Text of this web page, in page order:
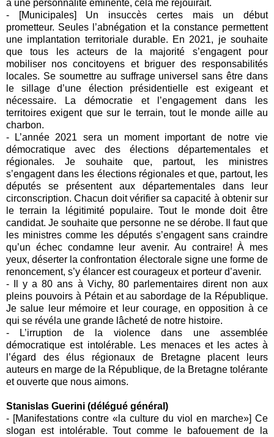
à une personnalité éminente, cela me réjouirait.
- [Municipales] Un insuccès certes mais un début
prometteur. Seules l’abnégation et la constance permettent
une implantation territoriale durable. En 2021, je souhaite
que tous les acteurs de la majorité s’engagent pour
mobiliser nos concitoyens et briguer des responsabilités
locales. Se soumettre au suffrage universel sans être dans
le sillage d’une élection présidentielle est exigeant et
nécessaire. La démocratie et l’engagement dans les
territoires exigent que sur le terrain, tout le monde aille au
charbon.
- L’année 2021 sera un moment important de notre vie
démocratique avec des élections départementales et
régionales. Je souhaite que, partout, les ministres
s’engagent dans les élections régionales et que, partout, les
députés se présentent aux départementales dans leur
circonscription. Chacun doit vérifier sa capacité à obtenir sur
le terrain la légitimité populaire. Tout le monde doit être
candidat. Je souhaite que personne ne se dérobe. Il faut que
les ministres comme les députés s’engagent sans craindre
qu’un échec condamne leur avenir. Au contraire! À mes
yeux, déserter la confrontation électorale signe une forme de
renoncement, s’y élancer est courageux et porteur d’avenir.
- Il y a 80 ans à Vichy, 80 parlementaires dirent non aux
pleins pouvoirs à Pétain et au sabordage de la République.
Je salue leur mémoire et leur courage, en opposition à ce
qui se révéla une grande lâcheté de notre histoire.
- L’irruption de la violence dans une assemblée
démocratique est intolérable. Les menaces et les actes à
l’égard des élus régionaux de Bretagne placent leurs
auteurs en marge de la République, de la Bretagne tolérante
et ouverte que nous aimons.
Stanislas Guerini (délégué général)
- [Manifestations contre « la culture du viol en marche»] Ce
slogan est intolérable. Tout comme le bafouement de la